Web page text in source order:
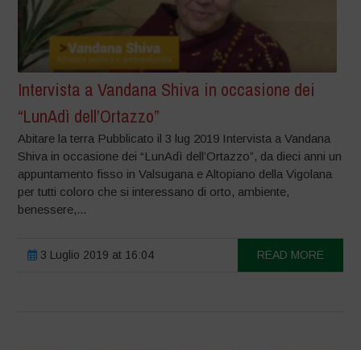
Intervista a Vandana Shiva in occasione dei
“LunAdì dell’Ortazzo”
Abitare la terra Pubblicato il 3 lug 2019 Intervista a Vandana
Shiva in occasione dei “LunAdì dell’Ortazzo”, da dieci anni un
appuntamento fisso in Valsugana e Altopiano della Vigolana
per tutti coloro che si interessano di orto, ambiente,
benessere,...
3 Luglio 2019 at 16:04 READ MORE